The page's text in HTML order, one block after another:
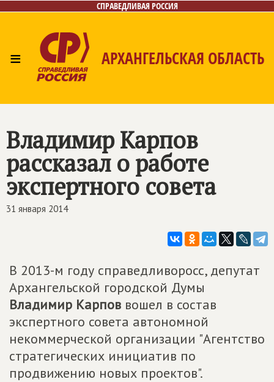
СПРАВЕДЛИВАЯ РОССИЯ
≡ АРХАНГЕЛЬСКАЯ ОБЛАСТЬ
Контакты
Владимир Карпов
рассказал о работе
экспертного совета
31 января 2014
В 2013-м году справедливоросс, депутат
Архангельской городской Думы
Владимир Карпов вошел в состав
экспертного совета автономной
некоммерческой организации "Агентство
стратегических инициатив по
продвижению новых проектов".